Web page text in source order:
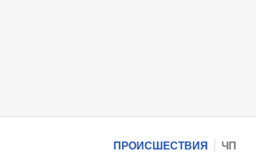
ПРОИСШЕСТВИЯ ЧП